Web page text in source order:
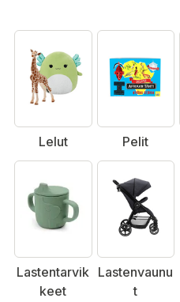
Lelut Pelit
Lastentarvik
keet
Lastenvaunu
t